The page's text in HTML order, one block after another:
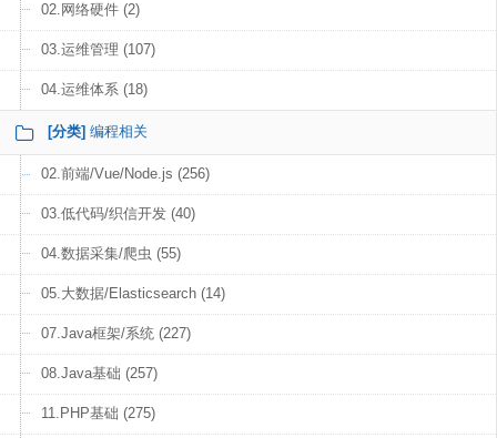
02.网络硬件 (2)
03.运维管理 (107)
04.运维体系 (18)
[分类] 编程相关
02.前端/Vue/Node.js (256)
03.低代码/织信开发 (40)
04.数据采集/爬虫 (55)
05.大数据/Elasticsearch (14)
07.Java框架/系统 (227)
08.Java基础 (257)
11.PHP基础 (275)